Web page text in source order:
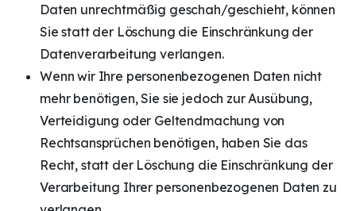
Daten unrechtmäßig geschah/geschieht, können
Sie statt der Löschung die Einschränkung der
Datenverarbeitung verlangen.
Wenn wir Ihre personenbezogenen Daten nicht
mehr benötigen, Sie sie jedoch zur Ausübung,
Verteidigung oder Geltendmachung von
Rechtsansprüchen benötigen, haben Sie das
Recht, statt der Löschung die Einschränkung der
Verarbeitung Ihrer personenbezogenen Daten zu